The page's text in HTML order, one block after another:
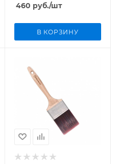
460 руб./шт
В КОРЗИНУ